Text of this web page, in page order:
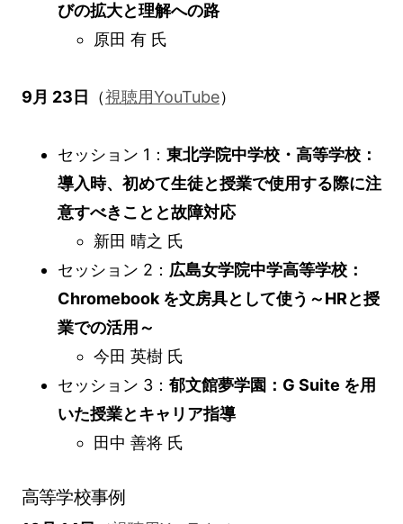
びの拡大と理解への路
原田 有 氏
9月 23日 （視聴用YouTube）
セッション 1： 東北学院中学校・高等学校：
導入時、初めて生徒と授業で使用する際に注
意すべきことと故障対応
新田 晴之 氏
セッション 2： 広島女学院中学高等学校：
Chromebook を文房具として使う～HRと授
業での活用～
今田 英樹 氏
セッション 3： 郁文館夢学園：G Suite を用
いた授業とキャリア指導
田中 善将 氏
高等学校事例